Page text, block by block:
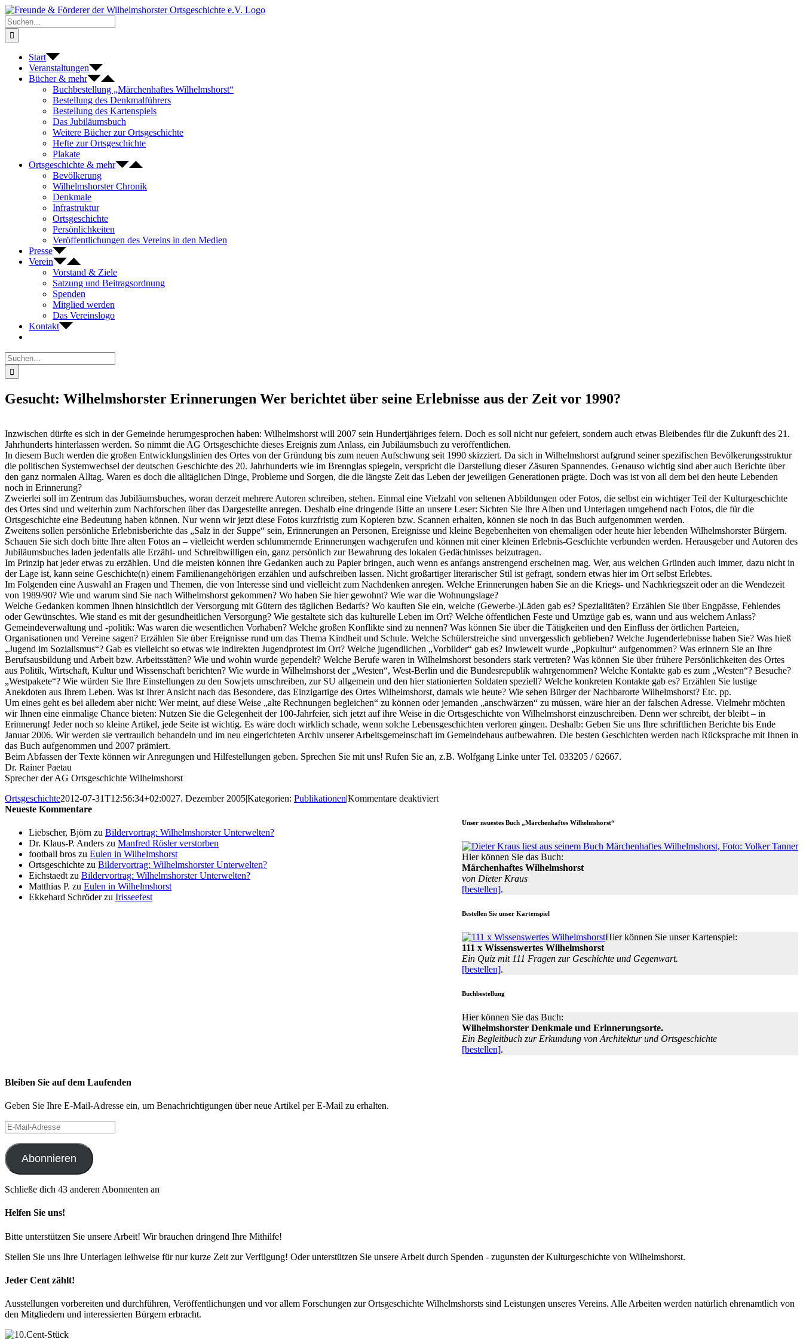
Zum
Inhalt
springen
Suche
nach:
Start
Veranstaltungen
Bücher & mehr
Buchbestellung „Märchenhaftes Wilhelmshorst“
Bestellung des Denkmalführers
Bestellung des Kartenspiels
Das Jubiläumsbuch
Weitere Bücher zur Ortsgeschichte
Hefte zur Ortsgeschichte
Plakate
Ortsgeschichte & mehr
Bevölkerung
Wilhelmshorster Chronik
Denkmale
Infrastruktur
Ortsgeschichte
Persönlichkeiten
Veröffentlichungen des Vereins in den Medien
Presse
Verein
Vorstand & Ziele
Satzung und Beitragsordnung
Spenden
Mitglied werden
Das Vereinslogo
Kontakt
Suche
nach:
Gesucht: Wilhelmshorster Erinnerungen Wer berichtet über seine Erlebnisse aus der Zeit vor 1990?
Inzwischen dürfte es sich in der Gemeinde herumgesprochen haben: Wilhelmshorst will 2007 sein Hundertjähriges feiern. Doch es soll nicht nur gefeiert, sondern auch etwas Bleibendes für die Zukunft des 21.
Jahrhunderts hinterlassen werden. So nimmt die AG Ortsgeschichte dieses Ereignis zum Anlass, ein Jubiläumsbuch zu veröffentlichen.
In diesem Buch werden die großen Entwicklungslinien des Ortes von der Gründung bis zum neuen Aufschwung seit 1990 skizziert. Da sich in Wilhelmshorst aufgrund seiner spezifischen Bevölkerungsstruktur
die politischen Systemwechsel der deutschen Geschichte des 20. Jahrhunderts wie im Brennglas spiegeln, verspricht die Darstellung dieser Zäsuren Spannendes. Genauso wichtig sind aber auch Berichte über
den ganz normalen Alltag. Waren es doch die alltäglichen Dinge, Probleme und Sorgen, die die längste Zeit das Leben der jeweiligen Generationen prägte. Doch was ist von all dem bei den heute Lebenden
noch in Erinnerung?
Zweierlei soll im Zentrum das Jubiläumsbuches, woran derzeit mehrere Autoren schreiben, stehen. Einmal eine Vielzahl von seltenen Abbildungen oder Fotos, die selbst ein wichtiger Teil der Kulturgeschichte
des Ortes sind und weiterhin zum Nachforschen über das Dargestellte anregen. Deshalb eine dringende Bitte an unsere Leser: Sichten Sie Ihre Alben und Unterlagen umgehend nach Fotos, die für die
Ortsgeschichte eine Bedeutung haben können. Nur wenn wir jetzt diese Fotos kurzfristig zum Kopieren bzw. Scannen erhalten, können sie noch in das Buch aufgenommen werden.
Zweitens sollen persönliche Erlebnisberichte das „Salz in der Suppe“ sein, Erinnerungen an Personen, Ereignisse und kleine Begebenheiten von ehemaligen oder heute hier lebenden Wilhelmshorster Bürgern.
Schauen Sie sich doch bitte Ihre alten Fotos an – vielleicht werden schlummernde Erinnerungen wachgerufen und können mit einer kleinen Erlebnis-Geschichte verbunden werden. Herausgeber und Autoren des
Jubiläumsbuches laden jedenfalls alle Erzähl- und Schreibwilligen ein, ganz persönlich zur Bewahrung des lokalen Gedächtnisses beizutragen.
Im Prinzip hat jeder etwas zu erzählen. Und die meisten können ihre Gedanken auch zu Papier bringen, auch wenn es anfangs anstrengend erscheinen mag. Wer, aus welchen Gründen auch immer, dazu nicht in
der Lage ist, kann seine Geschichte(n) einem Familienangehörigen erzählen und aufschreiben lassen. Nicht großartiger literarischer Stil ist gefragt, sondern etwas hier im Ort selbst Erlebtes.
Im Folgenden eine Auswahl an Fragen und Themen, die von Interesse sind und vielleicht zum Nachdenken anregen. Welche Erinnerungen haben Sie an die Kriegs- und Nachkriegszeit oder an die Wendezeit
von 1989/90? Wie und warum sind Sie nach Wilhelmshorst gekommen? Wo haben Sie hier gewohnt? Wie war die Wohnungslage?
Welche Gedanken kommen Ihnen hinsichtlich der Versorgung mit Gütern des täglichen Bedarfs? Wo kauften Sie ein, welche (Gewerbe-)Läden gab es? Spezialitäten? Erzählen Sie über Engpässe, Fehlendes
oder Gewünschtes. Wie stand es mit der gesundheitlichen Versorgung? Wie gestaltete sich das kulturelle Leben im Ort? Welche öffentlichen Feste und Umzüge gab es, wann und aus welchem Anlass?
Gemeindeverwaltung und -politik: Was waren die wesentlichen Vorhaben? Welche großen Konflikte sind zu nennen? Was können Sie über die Tätigkeiten und den Einfluss der örtlichen Parteien,
Organisationen und Vereine sagen? Erzählen Sie über Ereignisse rund um das Thema Kindheit und Schule. Welche Schülerstreiche sind unvergesslich geblieben? Welche Jugenderlebnisse haben Sie? Was hieß
„Jugend im Sozialismus“? Gab es vielleicht so etwas wie indirekten Jugendprotest im Ort? Welche jugendlichen „Vorbilder“ gab es? Inwieweit wurde „Popkultur“ aufgenommen? Was erinnern Sie an Ihre
Berufsausbildung und Arbeit bzw. Arbeitsstätten? Wie und wohin wurde gependelt? Welche Berufe waren in Wilhelmshorst besonders stark vertreten? Was können Sie über frühere Persönlichkeiten des Ortes
aus Politik, Wirtschaft, Kultur und Wissenschaft berichten? Wie wurde in Wilhelmshorst der „Westen“, West-Berlin und die Bundesrepublik wahrgenommen? Welche Kontakte gab es zum „Westen“? Besuche?
„Westpakete“? Wie würden Sie Ihre Einstellungen zu den Sowjets umschreiben, zur SU allgemein und den hier stationierten Soldaten speziell? Welche konkreten Kontakte gab es? Erzählen Sie lustige
Anekdoten aus Ihrem Leben. Was ist Ihrer Ansicht nach das Besondere, das Einzigartige des Ortes Wilhelmshorst, damals wie heute? Wie sehen Bürger der Nachbarorte Wilhelmshorst? Etc. pp.
Um eines geht es bei alledem aber nicht: Wer meint, auf diese Weise „alte Rechnungen begleichen“ zu können oder jemanden „anschwärzen“ zu müssen, wäre hier an der falschen Adresse. Vielmehr möchten
wir Ihnen eine einmalige Chance bieten: Nutzen Sie die Gelegenheit der 100-Jahrfeier, sich jetzt auf ihre Weise in die Ortsgeschichte von Wilhelmshorst einzuschreiben. Denn wer schreibt, der bleibt – in
Erinnerung! Jeder noch so kleine Artikel, jede Seite ist wichtig. Es wäre doch wirklich schade, wenn solche Lebensgeschichten verloren gingen. Deshalb: Geben Sie uns Ihre schriftlichen Berichte bis Ende
Januar 2006. Wir werden sie vertraulich behandeln und im neu eingerichteten Archiv unserer Arbeitsgemeinschaft im Gemeindehaus aufbewahren. Die besten Geschichten werden nach Rücksprache mit Ihnen in
das Buch aufgenommen und 2007 prämiert.
Beim Abfassen der Texte können wir Anregungen und Hilfestellungen geben. Sprechen Sie mit uns! Rufen Sie an, z.B. Wolfgang Linke unter Tel. 033205 / 62667.
Dr. Rainer Paetau
Sprecher der AG Ortsgeschichte Wilhelmshorst
Ortsgeschichte2012-07-31T12:56:34+02:0027. Dezember 2005|Kategorien: Publikationen|Kommentare deaktiviertfür
Wilhelmshorster
berichtet
Erlebnisse
Unser neuestes Buch „Märchenhaftes Wilhelmshorst“
Hier können Sie das Buch:
Märchenhaftes Wilhelmshorst
von Dieter Kraus
[bestellen].
Bestellen Sie unser Kartenspiel
Hier können Sie unser Kartenspiel:
111 x Wissenswertes Wilhelmshorst
Ein Quiz mit 111 Fragen zur Geschichte und Gegenwart.
[bestellen].
Buchbestellung
Hier können Sie das Buch:
Wilhelmshorster Denkmale und Erinnerungsorte.
Ein Begleitbuch zur Erkundung von Architektur und Ortsgeschichte
[bestellen].
Neueste Kommentare
Liebscher, Björn zu Bildervortrag: Wilhelmshorster Unterwelten?
Dr. Klaus-P. Anders zu Manfred Rösler verstorben
football bros zu Eulen in Wilhelmshorst
Ortsgeschichte zu Bildervortrag: Wilhelmshorster Unterwelten?
Eichstaedt zu Bildervortrag: Wilhelmshorster Unterwelten?
Matthias P. zu Eulen in Wilhelmshorst
Ekkehard Schröderzu Irisseefest
Bleiben Sie auf dem Laufenden
Geben Sie Ihre E-Mail-Adresse ein, um Benachrichtigungen über neue Artikel per E-Mail zu erhalten.
E-
Mail-
Adresse
Abonnieren
Schließe dich 43 anderen Abonnenten an
Helfen Sie uns!
Bitte unterstützen Sie unsere Arbeit! Wir brauchen dringend Ihre Mithilfe!
Stellen Sie uns Ihre Unterlagen leihweise für nur kurze Zeit zur Verfügung! Oder unterstützen Sie unsere Arbeit durch Spenden - zugunsten der Kulturgeschichte von Wilhelmshorst.
Jeder Cent zählt!
Ausstellungen vorbereiten und durchführen, Veröffentlichungen und vor allem Forschungen zur Ortsgeschichte Wilhelmshorsts sind Leistungen unseres Vereins. Alle Arbeiten werden natürlich ehrenamtlich von
den Mitgliedern und interessierten Bürgern erbracht.